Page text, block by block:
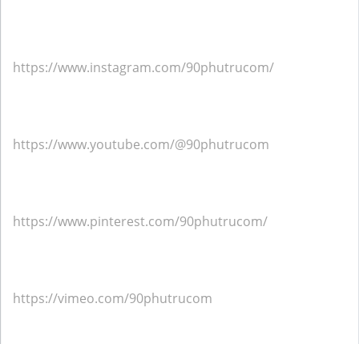
https://www.instagram.com/90phutrucom/
https://www.youtube.com/@90phutrucom
https://www.pinterest.com/90phutrucom/
https://vimeo.com/90phutrucom